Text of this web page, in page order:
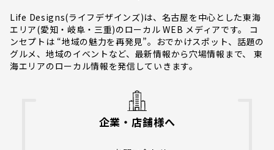
Life Designs(ライフデザインズ)は、名古屋を中心とした東海
エリア(愛知・岐阜・三重)のローカル WEB メディアです。 コ
ンセプトは “地域の魅力を再発見”。おでかけスポット、話題の
グルメ、地域のイベントなど、最新情報から穴場情報まで、 東
海エリアのローカル情報を発信していきます。
企業・店舗様へ